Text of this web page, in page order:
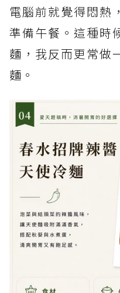
電腦前就覺得悶熱
準備午餐。這種時
麵，我反而更常做
麵。